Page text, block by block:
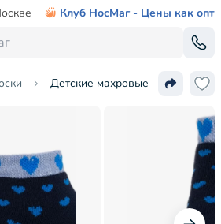
Клуб НосМаг - Цены как опт
Детские махровые короткие